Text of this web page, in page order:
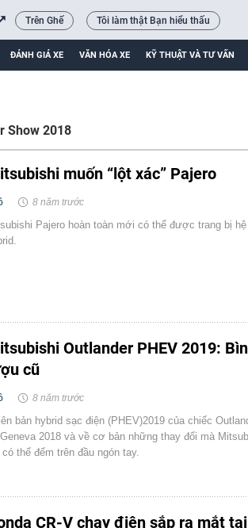
Trên Ghế Tôi làm thật Bạn hiểu thấu
ĐÁNH GIÁ XE VĂN HÓA XE KỸ THUẬT VÀ TƯ VẤN
Show 2018
muốn “lột xác” Pajero
8 năm trước
Pajero hoàn toàn mới có thể được trang bị
Outlander PHEV 2019:
cũ
8 năm trước
bản hybrid sạc điện (PHEV)2019 của chiếc
2018 và về cơ bản những thay đổi mà
thể đếm trên đầu ngón tay.
CR-V chạy điện sắp ra mắt